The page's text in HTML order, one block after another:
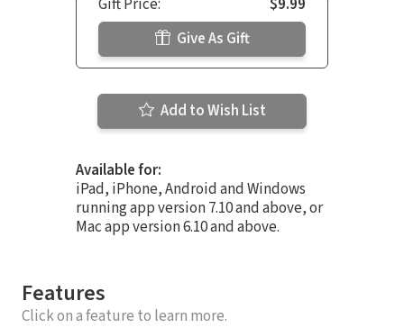
Give As Gift
Add to Wish List
Available for:
iPad, iPhone, Android and Windows
running app version 7.10 and above, or
Mac app version 6.10 and above.
Features
Click on a feature to learn more.